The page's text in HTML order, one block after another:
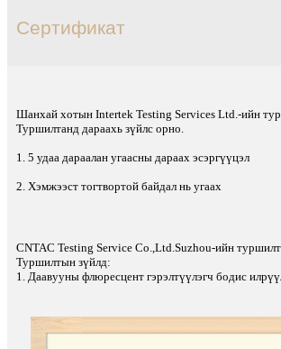
Сертификат
Шанхай хотын Intertek Testing Services Ltd.-ийн
Туршилтанд дараахь зүйлс орно.
1. 5 удаа дараалан угаасны дараах эсэргүүцэл
2. Хэмжээст тогтвортой байдал нь угаах
CNTAC Testing Service Co.,Ltd.Suzhou-ийн
Туршилтын зүйлд:
1. Даавууны флюресцент гэрэлтүүлэгч бодис